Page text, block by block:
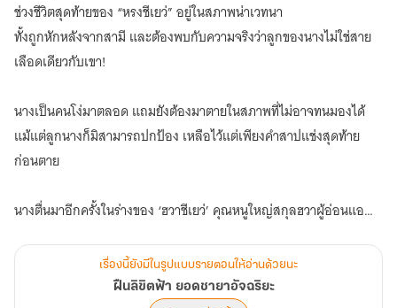
ช่วงชีวิตสุดท้ายของ “หรงชีเยว่” อยู่ในสภาพน่าเวทนา
ทั้งถูกหักหลังจากสามี และต้องพบกับความจริงว่าลูกของนางไม่ใช่สาย
เลือดเดียวกับเขา!
นางเป็นคนโง่มาตลอด แถมยังต้องมาตายในสภาพที่ไม่อาจทนมองได้
แม้แต่ลูกนางก็มิสามารถปกป้อง เหลือไว้แต่เพียงคำสาปแช่งสุดท้าย
ก่อนตาย
นางตื่นมาอีกครั้งในร่างของ ‘ฮวาชีเยว่’ คุณหนูใหญ่สกุลฮวาผู้อ่อนแอ
เมื่อเข้าร่าง ‘ฮวาชีเยว่’ได้ไม่นาน นางก็ได้รับความช่วยเหลือจากบุรุษ
เรื่องนี้ยังมีในรูปแบบรายตอนให้อ่านด้วยนะ
ฝืนลิขิตฟ้า ยอดชายาอัจฉริยะ